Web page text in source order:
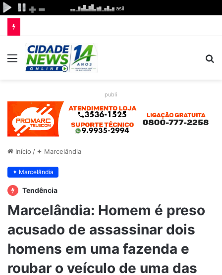
Menu
publi
Início / ✦ Marcelândia
✦ Marcelândia
Tendência
Marcelândia: Homem é preso
acusado de assassinar dois
homens em uma fazenda e
roubar o veículo de uma das